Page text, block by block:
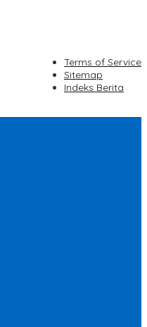
Terms of Service
Sitemap
Indeks Berita